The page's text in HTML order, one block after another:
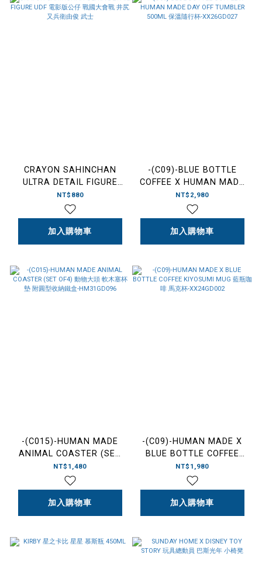
CRAYON SAHINCHAN
ULTRA DETAIL FIGURE
UDF 電影版公仔 戰國大會戰
井尻又兵衛由俊 武士
NT$880
加入購物車
-(C09)-BLUE BOTTLE
COFFEE X HUMAN MADE
DAY OFF TUMBLER 500ML
保溫隨行杯-XX26GD027
NT$2,980
加入購物車
-(C015)-HUMAN MADE
ANIMAL COASTER (SET
OF4) 動物大頭 軟木塞杯墊
附圓型收納鐵盒-
HM31GD096
NT$1,480
加入購物車
-(C09)-HUMAN MADE X
BLUE BOTTLE COFFEE
KIYOSUMI MUG 藍瓶咖啡
馬克杯-XX24GD002
NT$1,980
加入購物車